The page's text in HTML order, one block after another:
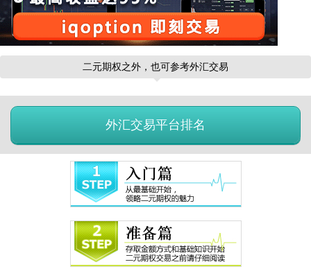
二元期权之外，也可参考外汇交易
外汇交易平台排名